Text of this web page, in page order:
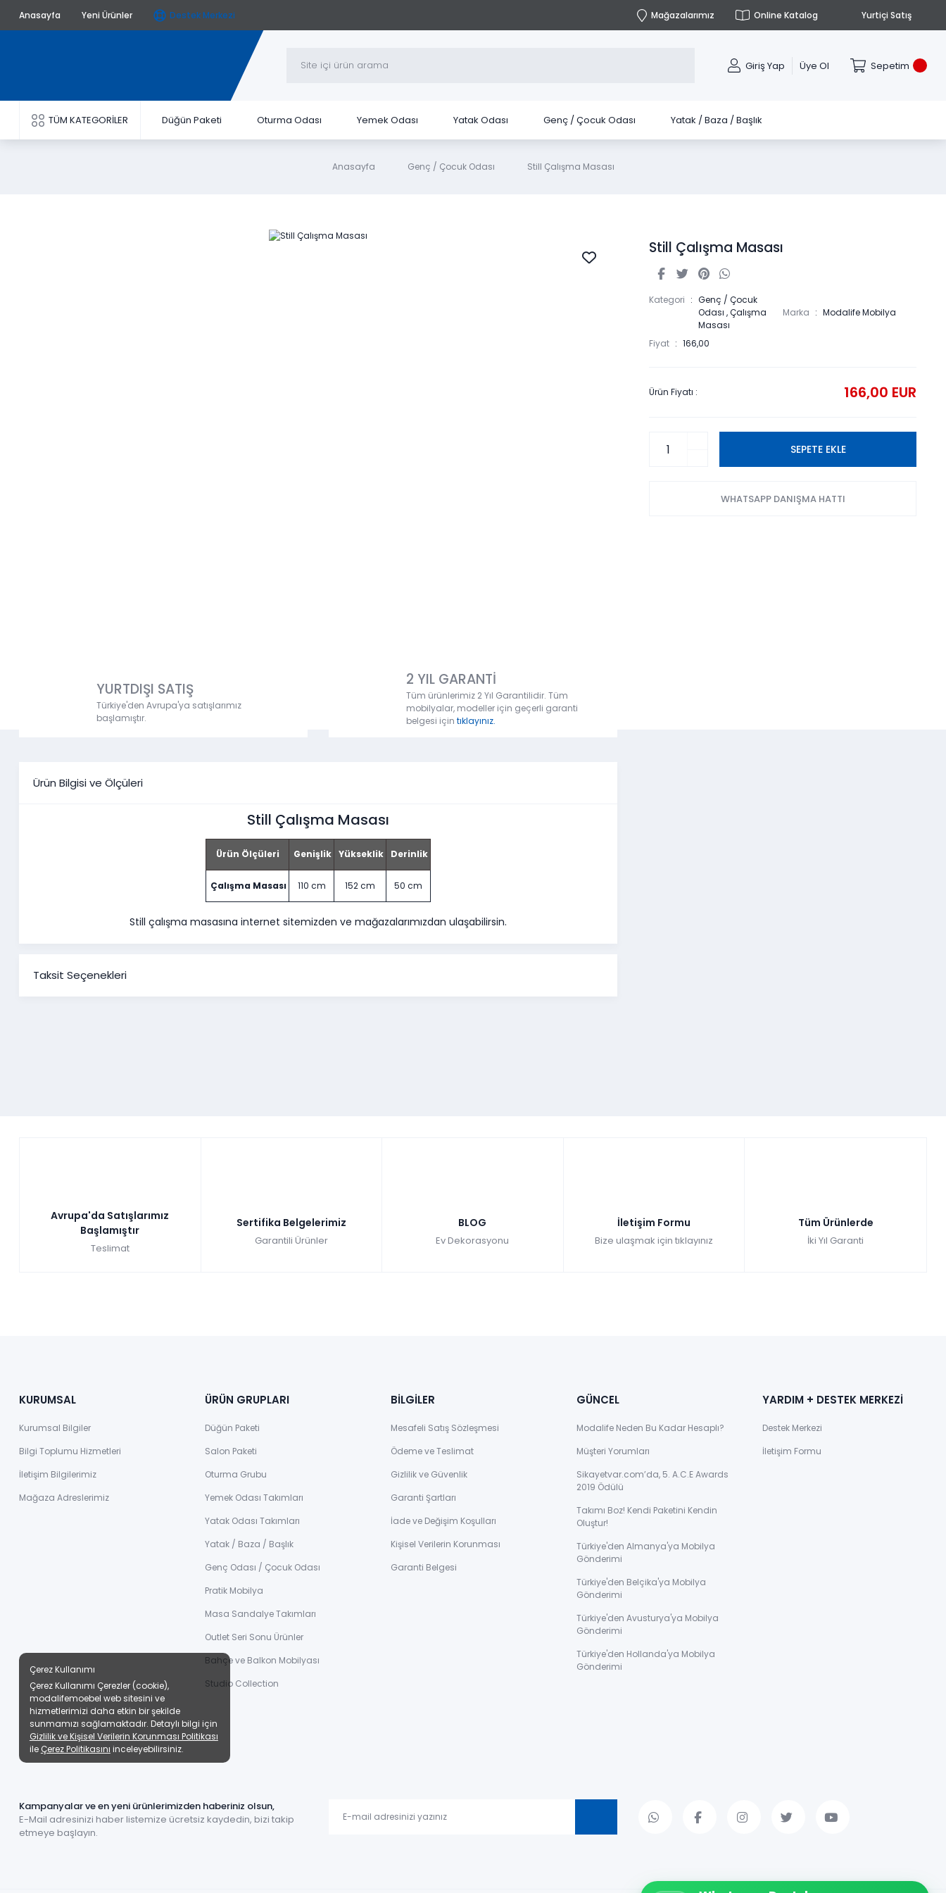
Anasayfa Yeni Ürünler Destek Merkezi Mağazalarımız Online Katalog Yurtiçi Satış
Giriş Yap Üye Ol Sepetim
TÜM KATEGORİLER Düğün Paketi Oturma Odası Yemek Odası Yatak Odası Genç / Çocuk Odası Yatak / Baza / Başlık
Anasayfa Genç / Çocuk Odası Still Çalışma Masası
YURTDIŞI SATIŞ
Türkiye'den Avrupa'ya satışlarımız
başlamıştır.
2 YIL GARANTİ
Tüm ürünlerimiz 2 Yıl Garantilidir. Tüm
mobilyalar, modeller için geçerli garanti
belgesi için tıklayınız.
Ürün Bilgisi ve Ölçüleri
Still Çalışma Masası
Ürün Ölçüleri Genişlik Yükseklik Derinlik
Çalışma Masası 110 cm 152 cm 50 cm
Still çalışma masasına internet sitemizden ve mağazalarımızdan ulaşabilirsin.
Taksit Seçenekleri
Still Çalışma Masası
Kategori
Genç / Çocuk
Odası ,Çalışma
Masası
Marka Modalife Mobilya
Fiyat 166,00
Ürün Fiyatı : 166,00 EUR
SEPETE EKLE
WHATSAPP DANIŞMA HATTI
Avrupa'da Satışlarımız
Başlamıştır
Teslimat
Sertifika Belgelerimiz
Garantili Ürünler
BLOG
Ev Dekorasyonu
İletişim Formu
Bize ulaşmak için tıklayınız
Tüm Ürünlerde
İki Yıl Garanti
KURUMSAL
Kurumsal Bilgiler
Bilgi Toplumu Hizmetleri
İletişim Bilgilerimiz
Mağaza Adreslerimiz
ÜRÜN GRUPLARI
Düğün Paketi
Salon Paketi
Oturma Grubu
Yemek Odası Takımları
Yatak Odası Takımları
Yatak / Baza / Başlık
Genç Odası / Çocuk Odası
Pratik Mobilya
Masa Sandalye Takımları
Outlet Seri Sonu Ürünler
Bahçe ve Balkon Mobilyası
Studio Collection
BİLGİLER
Mesafeli Satış Sözleşmesi
Ödeme ve Teslimat
Gizlilik ve Güvenlik
Garanti Şartları
İade ve Değişim Koşulları
Kişisel Verilerin Korunması
Garanti Belgesi
GÜNCEL
Modalife Neden Bu Kadar Hesaplı?
Müşteri Yorumları
Sikayetvar.com’da, 5. A.C.E Awards
2019 Ödülü
Takımı Boz! Kendi Paketini Kendin
Oluştur!
Türkiye'den Almanya'ya Mobilya
Gönderimi
Türkiye'den Belçika'ya Mobilya
Gönderimi
Türkiye'den Avusturya'ya Mobilya
Gönderimi
Türkiye'den Hollanda'ya Mobilya
Gönderimi
YARDIM + DESTEK MERKEZİ
Destek Merkezi
İletişim Formu
Kampanyalar ve en yeni ürünlerimizden haberiniz olsun,
E-Mail adresinizi haber listemize ücretsiz kaydedin, bizi takip
etmeye başlayın.
Çerez Kullanımı
Çerez Kullanımı Çerezler (cookie),
modalifemoebel web sitesini ve
hizmetlerimizi daha etkin bir şekilde
sunmamızı sağlamaktadır. Detaylı bilgi için
Gizlilik ve Kişisel Verilerin Korunması Politikası
ile Çerez Politikasını inceleyebilirsiniz.